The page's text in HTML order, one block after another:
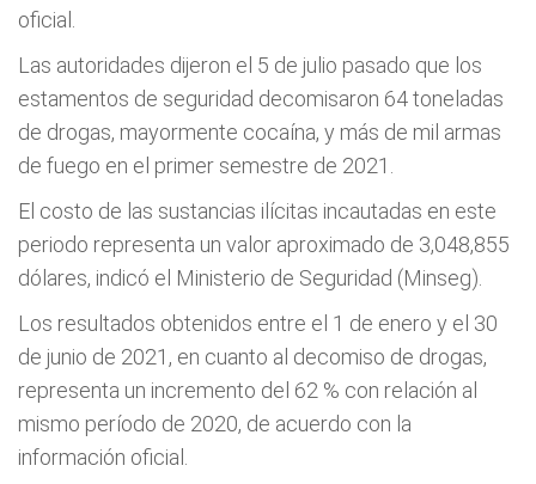
oficial.
Las autoridades dijeron el 5 de julio pasado que los
estamentos de seguridad decomisaron 64 toneladas
de drogas, mayormente cocaína, y más de mil armas
de fuego en el primer semestre de 2021.
El costo de las sustancias ilícitas incautadas en este
periodo representa un valor aproximado de 3,048,855
dólares, indicó el Ministerio de Seguridad (Minseg).
Los resultados obtenidos entre el 1 de enero y el 30
de junio de 2021, en cuanto al decomiso de drogas,
representa un incremento del 62 % con relación al
mismo período de 2020, de acuerdo con la
información oficial.